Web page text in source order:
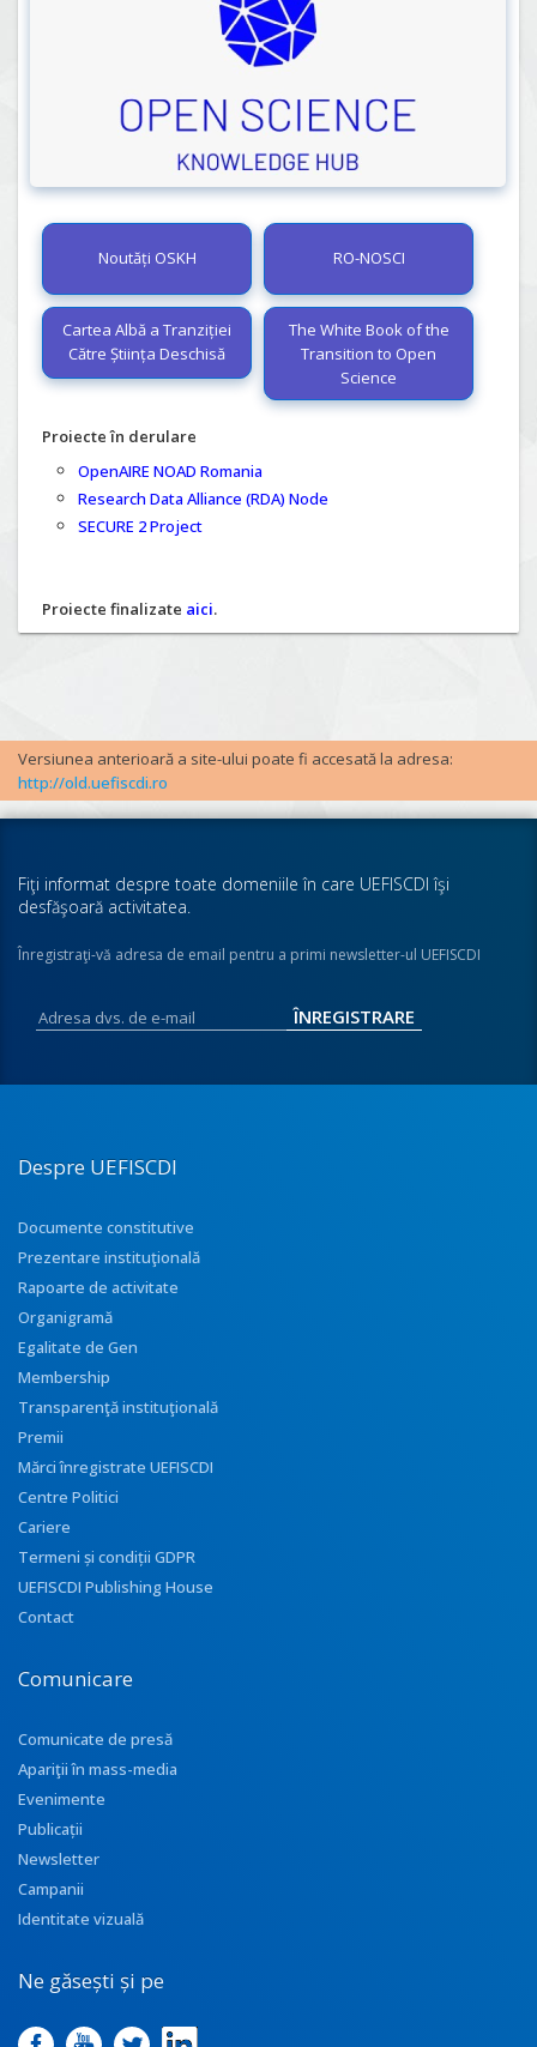
Noutăți OSKH RO-NOSCI
Cartea Albă a Tranziției
Către Știința Deschisă
The White Book of the
Transition to Open
Science
Proiecte în derulare
OpenAIRE NOAD Romania
Research Data Alliance (RDA) Node
SECURE 2 Project
Proiecte finalizate aici.
Versiunea anterioară a site-ului poate fi accesată la adresa:
http://old.uefiscdi.ro
Fiţi informat despre toate domeniile în care UEFISCDI îşi
desfăşoară activitatea.
Înregistraţi-vă adresa de email pentru a primi newsletter-ul UEFISCDI
Despre UEFISCDI
Documente constitutive
Prezentare instituţională
Rapoarte de activitate
Organigramă
Egalitate de Gen
Membership
Transparenţă instituţională
Premii
Mărci înregistrate UEFISCDI
Centre Politici
Cariere
Termeni și condiții GDPR
UEFISCDI Publishing House
Contact
Comunicare
Comunicate de presă
Apariţii în mass-media
Evenimente
Publicații
Newsletter
Campanii
Identitate vizuală
Ne găsești și pe